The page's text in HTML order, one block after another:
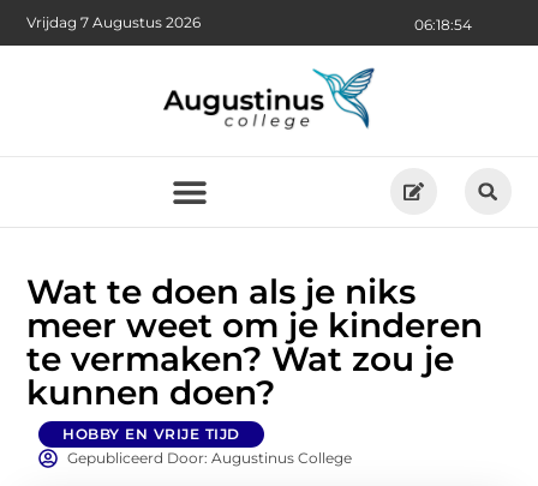
06:18:55
Vrijdag 7 Augustus 2026
Wat te doen als je niks
meer weet om je kinderen
te vermaken? Wat zou je
kunnen doen?
HOBBY EN VRIJE TIJD
Gepubliceerd Door: Augustinus College